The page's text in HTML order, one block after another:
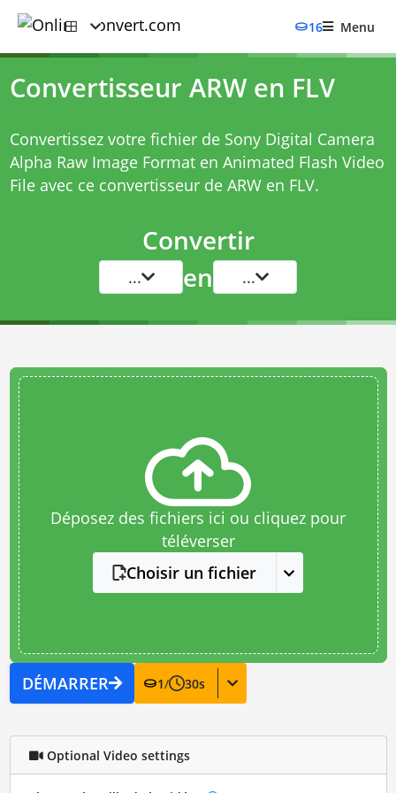
16 Menu
Convertisseur ARW en FLV
Convertissez votre fichier de Sony Digital Camera
Alpha Raw Image Format en Animated Flash Video
File avec ce convertisseur de ARW en FLV.
Convertir
... en ...
Déposez des fichiers ici ou cliquez pour
téléverser
Choisir un fichier
DÉMARRER 1/ 30s
Optional Video settings